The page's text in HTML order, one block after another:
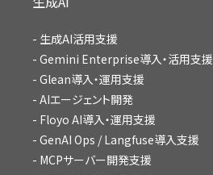
生成AI活用支援
Gemini Enterprise導入・活用支援
Glean導入・運用支援
AIエージェント開発
Floyo AI導入・運用支援
GenAI Ops / Langfuse導入支援
MCPサーバー開発支援